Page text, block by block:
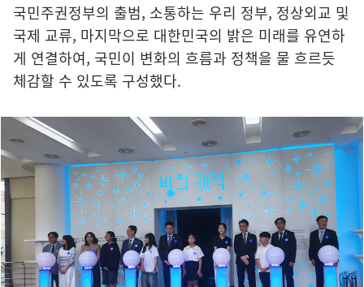
국민주권정부의 출범, 소통하는 우리 정부, 정상외교 및
국제 교류, 마지막으로 대한민국의 밝은 미래를 유연하
게 연결하여, 국민이 변화의 흐름과 정책을 물 흐르듯
체감할 수 있도록 구성했다.